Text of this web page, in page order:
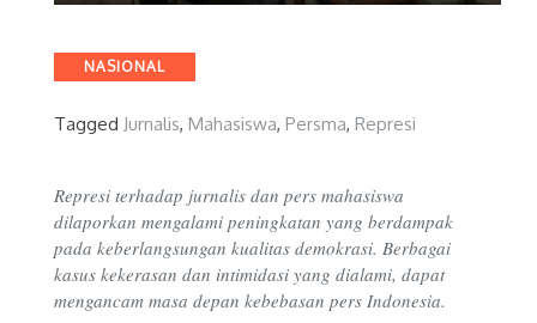
Categories
NASIONAL
Tagged Jurnalis, Mahasiswa, Persma, Represi
Represi terhadap jurnalis dan pers mahasiswa
dilaporkan mengalami peningkatan yang berdampak
pada keberlangsungan kualitas demokrasi. Berbagai
kasus kekerasan dan intimidasi yang dialami, dapat
mengancam masa depan kebebasan pers Indonesia.